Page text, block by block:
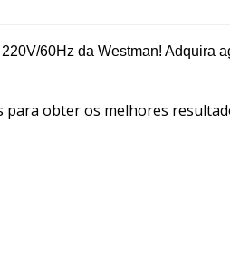
60Hz da Westman! Adquira
para obter os melhores